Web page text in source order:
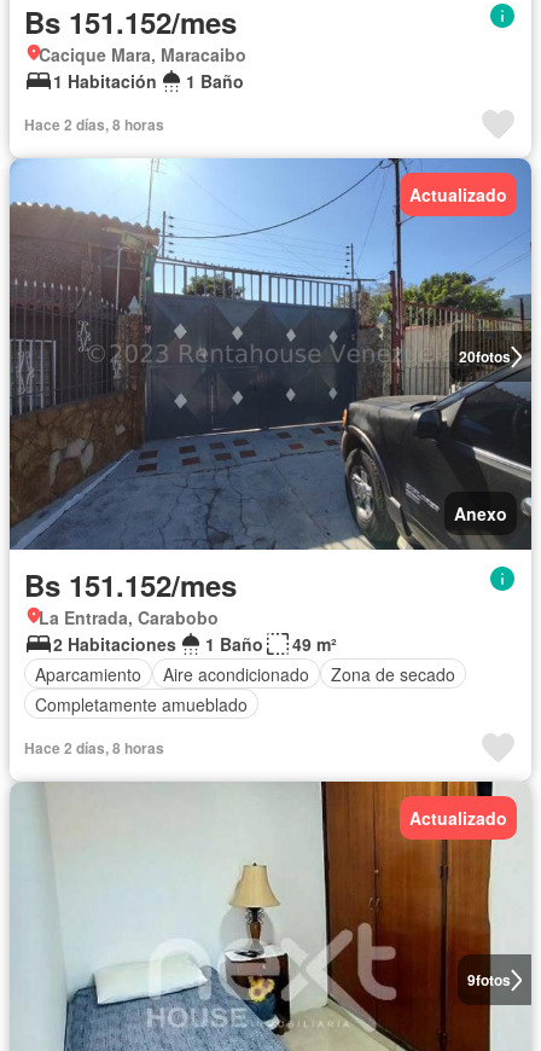
Bs 151.152/mes
Cacique Mara, Maracaibo
1 Habitación
1 Baño
Hace 2 días, 8 horas
20fotos
Actualizado
Anexo
Bs 151.152/mes
La Entrada, Carabobo
2 Habitaciones
1 Baño
49 m²
Aparcamiento
Aire acondicionado
Zona de secado
Completamente amueblado
Hace 2 días, 8 horas
9fotos
Actualizado